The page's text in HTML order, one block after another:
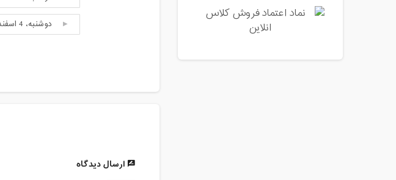
دوشنبه، 4 اسفند 1399 / ساعت: 13:00 - 14:30
ارسال دیدگاه